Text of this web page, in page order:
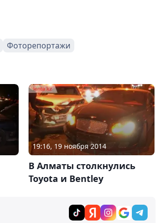
Фоторепортажи
19:16, 19 ноября 2014
В Алматы столкнулись
Toyota и Bentley